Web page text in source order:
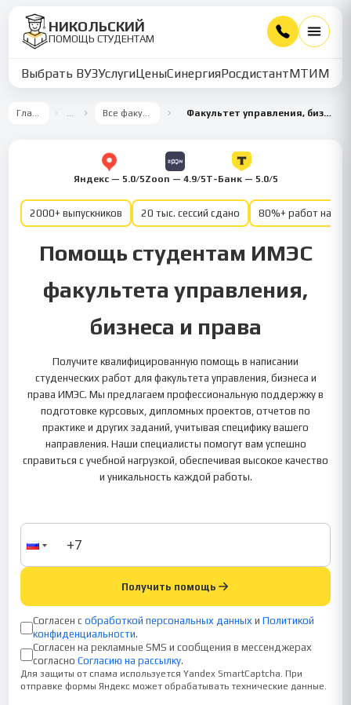
НИКОЛЬСКИЙ
ПОМОЩЬ СТУДЕНТАМ
Выбрать ВУЗУслугиЦеныСинергияРосдистантМТИММУ
Главная … Все факультеты Факультет управления, бизнеса и права
Яндекс — 5.0/5Zoon — 4.9/5Т-Банк — 5.0/5
2000+ выпускников 20 тыс. сессий сдано 80%+ работ на
Помощь студентам ИМЭС
факультета управления,
бизнеса и права
Получите квалифицированную помощь в написании
студенческих работ для факультета управления, бизнеса и
права ИМЭС. Мы предлагаем профессиональную поддержку в
подготовке курсовых, дипломных проектов, отчетов по
практике и других заданий, учитывая специфику вашего
направления. Наши специалисты помогут вам успешно
справиться с учебной нагрузкой, обеспечивая высокое качество
и уникальность каждой работы.
Получить помощь
Согласен с обработкой персональных данных и Политикой
конфиденциальности.
Согласен на рекламные SMS и сообщения в мессенджерах
согласно Согласию на рассылку.
Для защиты от спама используется Yandex SmartCaptcha. При
отправке формы Яндекс может обрабатывать технические данные.